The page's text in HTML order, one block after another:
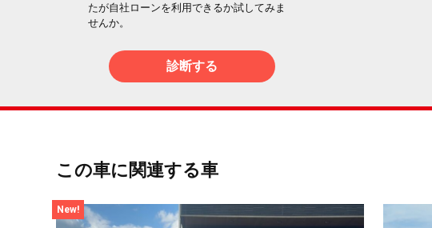
たが自社ローンを利用できるか試してみま
せんか。
診断する
この車に関連する車
New!